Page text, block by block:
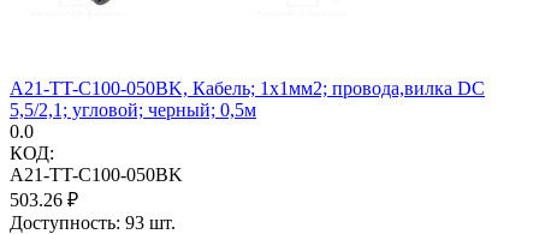
A21-TT-C100-050BK, Кабель; 1x1мм2; провода,вилка DC
5,5/2,1; угловой; черный; 0,5м
0.0
КОД:
A21-TT-C100-050BK
503.26 ₽
Доступность: 93 шт.